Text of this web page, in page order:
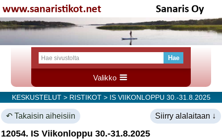
Valikko
KESKUSTELUT> RISTIKOT> IS VIIKONLOPPU 30.-31.8.2025
↶ Takaisin aiheisiin Siirry alalaitaan ↓
12054. IS Viikonloppu 30.-31.8.2025